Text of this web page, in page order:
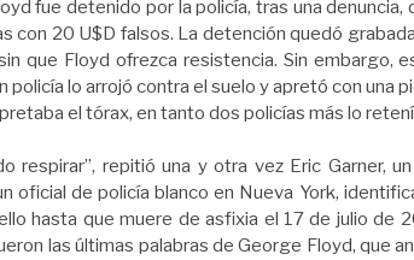
fue detenido por la policía, tras una denuncia,
con 20 U$D falsos. La detención quedó
que Floyd ofrezca resistencia. Sin embargo,
policía lo arrojó contra el suelo y apretó con una
el tórax, en tanto dos policías más lo
respirar”, repitió una y otra vez Eric Garner,
oficial de policía blanco en Nueva York,
hasta que muere de asfixia el 17 de julio de
las últimas palabras de George Floyd, que